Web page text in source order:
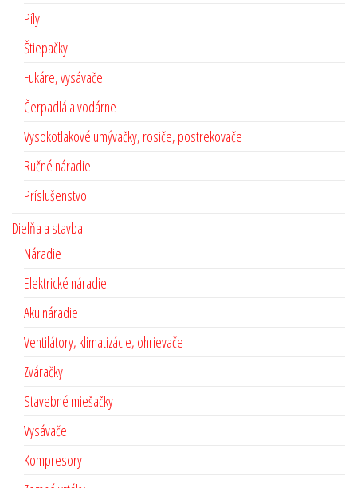
Píly
Štiepačky
Fukáre, vysávače
Čerpadlá a vodárne
Vysokotlakové umývačky, rosiče, postrekovače
Ručné náradie
Príslušenstvo
Dielňa a stavba
Náradie
Elektrické náradie
Aku náradie
Ventilátory, klimatizácie, ohrievače
Zváračky
Stavebné miešačky
Vysávače
Kompresory